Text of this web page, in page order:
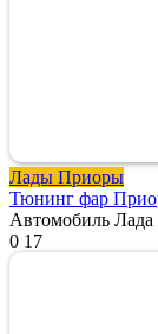
Лады Приоры
Тюнинг фар
Автомобиль
0 17